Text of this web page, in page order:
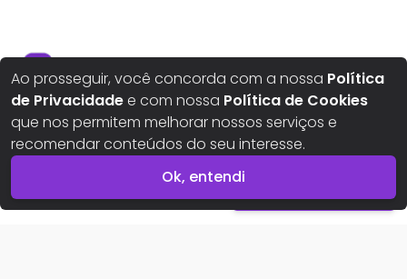
Ao prosseguir, você concorda com a nossa Política
de Privacidadee com nossa Política de Cookies
que nos permitem melhorar nossos serviços e
recomendar conteúdos do seu interesse.
Ok, entendi
Aqui seus sonhos ganham um novo lar
Buscar imóveis
Casa à venda